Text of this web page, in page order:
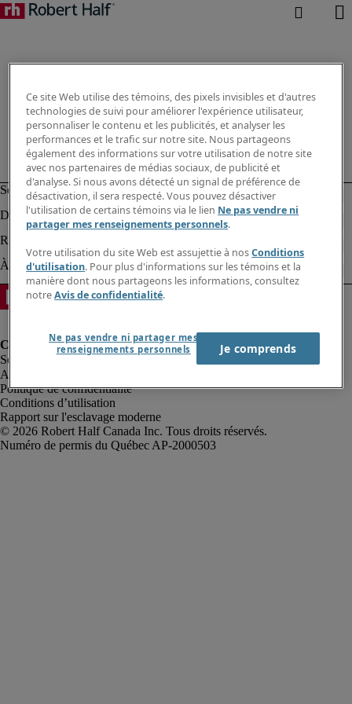
Alerte à la fraude
Politique de confidentialité
Conditions d’utilisation
Rapport sur l'esclavage moderne
Robert Half Canada Inc. Tous droits réservés.
Ce site Web utilise des témoins, des pixels invisibles et d'autres
technologies de suivi pour améliorer l'expérience utilisateur,
personnaliser le contenu et les publicités, et analyser les
performances et le trafic sur notre site. Nous partageons
également des informations sur votre utilisation de notre site
avec nos partenaires de médias sociaux, de publicité et
d'analyse. Si nous avons détecté un signal de préférence de
désactivation, il sera respecté. Vous pouvez désactiver
l'utilisation de certains témoins via le lien Ne pas vendre ni
partager mes renseignements personnels.
Votre utilisation du site Web est assujettie à nosConditions
d'utilisation. Pour plus d'informations sur les témoins et la
manière dont nous partageons les informations, consultez
notreAvis de confidentialité.
Ne pas vendre ni partager mes
renseignements personnels
Je comprends